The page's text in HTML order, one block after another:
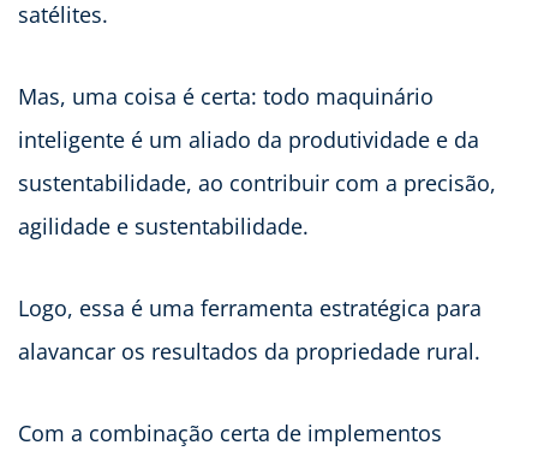
satélites.
Mas, uma coisa é certa: todo maquinário
inteligente é um aliado da produtividade e da
sustentabilidade, ao contribuir com a precisão,
agilidade e sustentabilidade.
Logo, essa é uma ferramenta estratégica para
alavancar os resultados da propriedade rural.
Com a combinação certa de implementos